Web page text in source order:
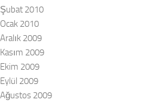
Şubat 2010
Ocak 2010
Aralık 2009
Kasım 2009
Ekim 2009
Eylül 2009
Ağustos 2009